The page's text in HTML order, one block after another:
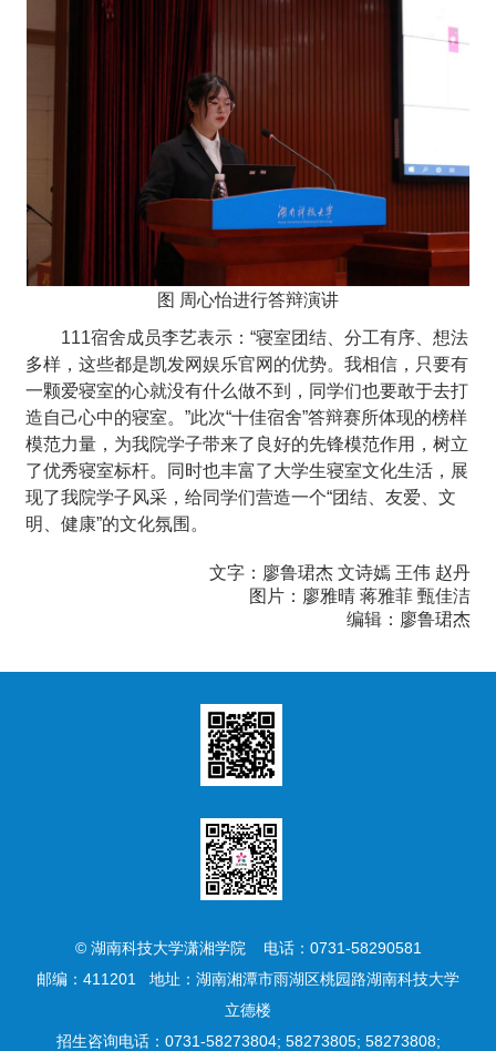
图 周心怡进行答辩演讲
111宿舍成员李艺表示：“寝室团结、分工有序、想法
多样，这些都是凯发网娱乐官网的优势。我相信，只要有
一颗爱寝室的心就没有什么做不到，同学们也要敢于去打
造自己心中的寝室。”此次“十佳宿舍”答辩赛所体现的榜样
模范力量，为我院学子带来了良好的先锋模范作用，树立
了优秀寝室标杆。同时也丰富了大学生寝室文化生活，展
现了我院学子风采，给同学们营造一个“团结、友爱、文
明、健康”的文化氛围。
文字：廖鲁珺杰 文诗嫣 王伟 赵丹
图片：廖雅晴 蒋雅菲 甄佳洁
编辑：廖鲁珺杰
© 湖南科技大学潇湘学院 电话：0731-58290581
邮编：411201 地址：湖南湘潭市雨湖区桃园路湖南科技大学
立德楼
招生咨询电话：0731-58273804; 58273805; 58273808;